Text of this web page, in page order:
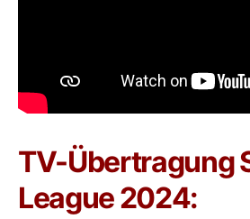
TV-Übertragung
League 2024: